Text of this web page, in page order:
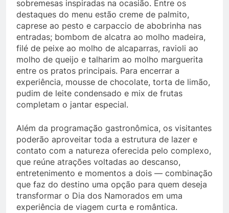
sobremesas inspiradas na ocasião. Entre os
destaques do menu estão creme de palmito,
caprese ao pesto e carpaccio de abobrinha nas
entradas; bombom de alcatra ao molho madeira,
filé de peixe ao molho de alcaparras, ravioli ao
molho de queijo e talharim ao molho marguerita
entre os pratos principais. Para encerrar a
experiência, mousse de chocolate, torta de limão,
pudim de leite condensado e mix de frutas
completam o jantar especial.
Além da programação gastronômica, os visitantes
poderão aproveitar toda a estrutura de lazer e
contato com a natureza oferecida pelo complexo,
que reúne atrações voltadas ao descanso,
entretenimento e momentos a dois — combinação
que faz do destino uma opção para quem deseja
transformar o Dia dos Namorados em uma
experiência de viagem curta e romântica.